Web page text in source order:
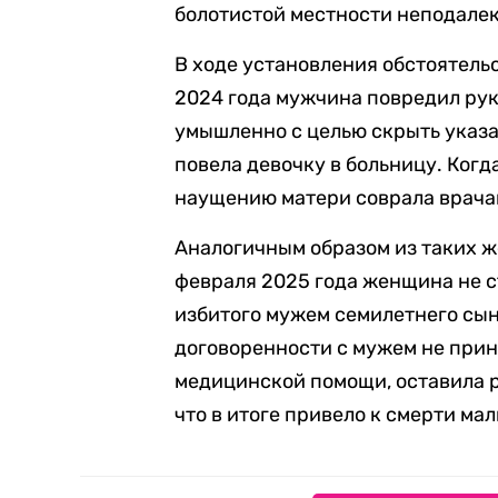
болотистой местности
В ходе установления
2024 года мужчина повредил
умышленно с целью скрыть
повела девочку в больницу.
наущению матери соврала
Аналогичным образом из таких
февраля 2025 года женщина не
избитого мужем семилетнего
договоренности с мужем не
медицинской помощи, оставила
что в итоге привело к смерти